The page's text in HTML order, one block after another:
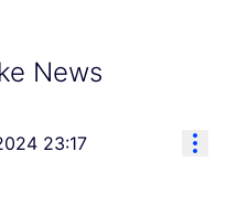
News
23:17